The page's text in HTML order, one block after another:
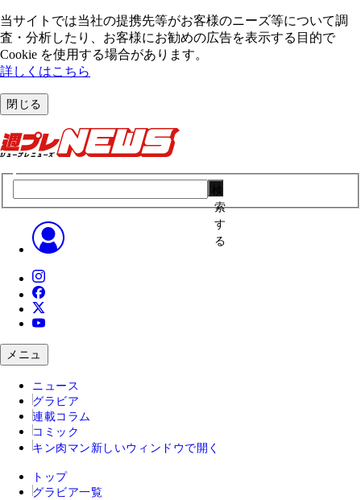
当サイトでは当社の提携先等がお客様のニーズ等について調
査・分析したり、お客様にお勧めの広告を表⽰する⽬的で
Cookie を使⽤する場合があります。
詳しくはこちら
閉じる
索
す
る
メニュ
ニュース
グラビア
連載コラム
コミック
キン肉マン 新しいウィンドウで開く
トップ
グラビア一覧